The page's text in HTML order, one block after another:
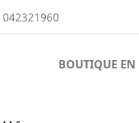
042321960
BOUTIQUE